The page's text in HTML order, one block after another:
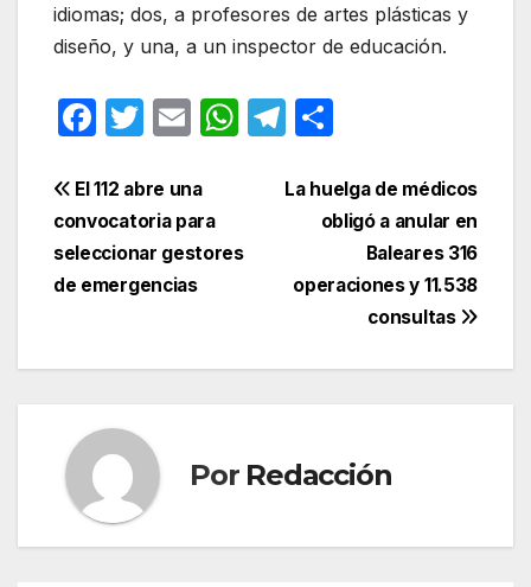
idiomas; dos, a profesores de artes plásticas y
diseño, y una, a un inspector de educación. ​
F
c
e
b
o
k
T
itt
er
E
ail
W
A
T
e
gr
m
m
p
ar
tir
Navegación
de
entradas
La huelga de médicos
obligó a anular en
Baleares 316
operaciones y 11.538
consultas
El 112 abre una
convocatoria para
seleccionar gestores
de emergencias
Por Redacción